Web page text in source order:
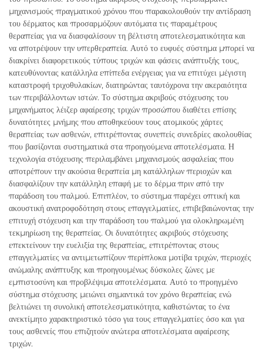
μηχανισμούς πραγματικού χρόνου που παρακολουθούν την αντίδραση
του δέρματος και προσαρμόζουν αυτόματα τις παραμέτρους
θεραπείας για να διασφαλίσουν τη βέλτιστη αποτελεσματικότητα και
να αποτρέψουν την υπερθεραπεία. Αυτό το ευφυές σύστημα μπορεί να
διακρίνει διαφορετικούς τύπους τριχών και φάσεις ανάπτυξής τους,
κατευθύνοντας κατάλληλα επίπεδα ενέργειας για να επιτύχει μέγιστη
καταστροφή τριχοθυλακίων, διατηρώντας ταυτόχρονα την ακεραιότητα
των περιβάλλοντων ιστών. Το σύστημα ακριβούς στόχευσης του
μηχανήματος λέιζερ αφαίρεσης τριχών προσώπου διαθέτει επίσης
δυνατότητες μνήμης που αποθηκεύουν τους ατομικούς χάρτες
θεραπείας των ασθενών, επιτρέποντας συνεπείς συνεδρίες ακολουθίας
που βασίζονται συστηματικά στα προηγούμενα αποτελέσματα. Η
τεχνολογία στόχευσης περιλαμβάνει μηχανισμούς ασφαλείας που
αποτρέπουν την ακούσια θεραπεία μη κατάλληλων περιοχών και
διασφαλίζουν την κατάλληλη επαφή με το δέρμα πριν από την
παράδοση του παλμού. Επιπλέον, το σύστημα παρέχει οπτική και
ακουστική ανατροφοδότηση στους επαγγελματίες, επιβεβαιώνοντας την
επιτυχή στόχευση και την παράδοση του παλμού για ολοκληρωμένη
τεκμηρίωση της θεραπείας. Οι δυνατότητες ακριβούς στόχευσης
επεκτείνουν την ευελιξία της θεραπείας, επιτρέποντας στους
επαγγελματίες να αντιμετωπίζουν περίπλοκα μοτίβα τριχών, περιοχές
ανώμαλης ανάπτυξης και προηγουμένως δύσκολες ζώνες με
εμπιστοσύνη και προβλέψιμα αποτελέσματα. Αυτό το προηγμένο
σύστημα στόχευσης μειώνει σημαντικά τον χρόνο θεραπείας ενώ
βελτιώνει τη συνολική αποτελεσματικότητα, καθιστώντας το ένα
ανεκτίμητο χαρακτηριστικό τόσο για τους επαγγελματίες όσο και για
τους ασθενείς που επιζητούν ανώτερα αποτελέσματα αφαίρεσης
τριχών.